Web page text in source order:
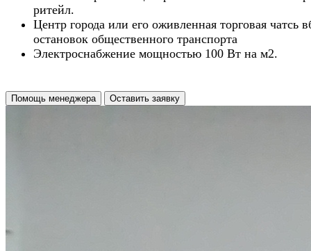
ритейл.
Центр города или его оживленная торговая чатсь
остановок общественного транспорта
Электроснабжение мощностью 100 Вт на м2.
Помощь менеджера Оставить заявку